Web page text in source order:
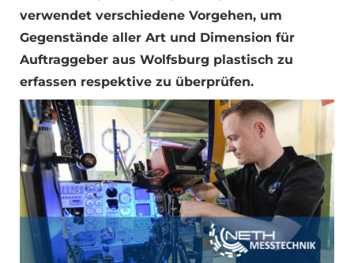
verwendet verschiedene Vorgehen, um
Gegenstände aller Art und Dimension für
Auftraggeber aus Wolfsburg plastisch zu
erfassen respektive zu überprüfen.